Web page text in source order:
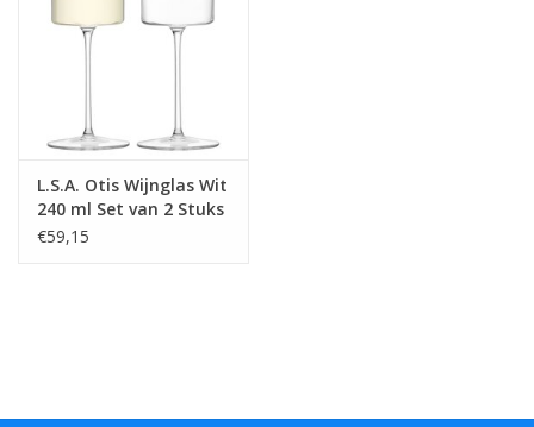
L.S.A. Otis Wijnglas Wit
240 ml Set van 2 Stuks
€59,15